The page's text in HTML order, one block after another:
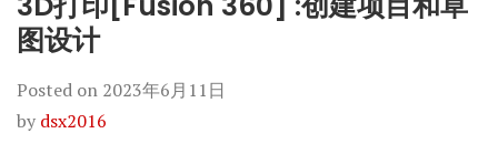
图设计
Posted on 2023年6月11日
by dsx2016